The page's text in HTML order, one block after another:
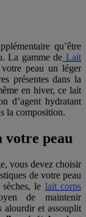
qu’être
La gamme de Lait
peau un léger
présentes dans la
en hiver, ce lait
d’agent hydratant
la composition.
votre peau
vous devez choisir
de votre peau
le lait corps
de maintenir
alourdir et assouplit